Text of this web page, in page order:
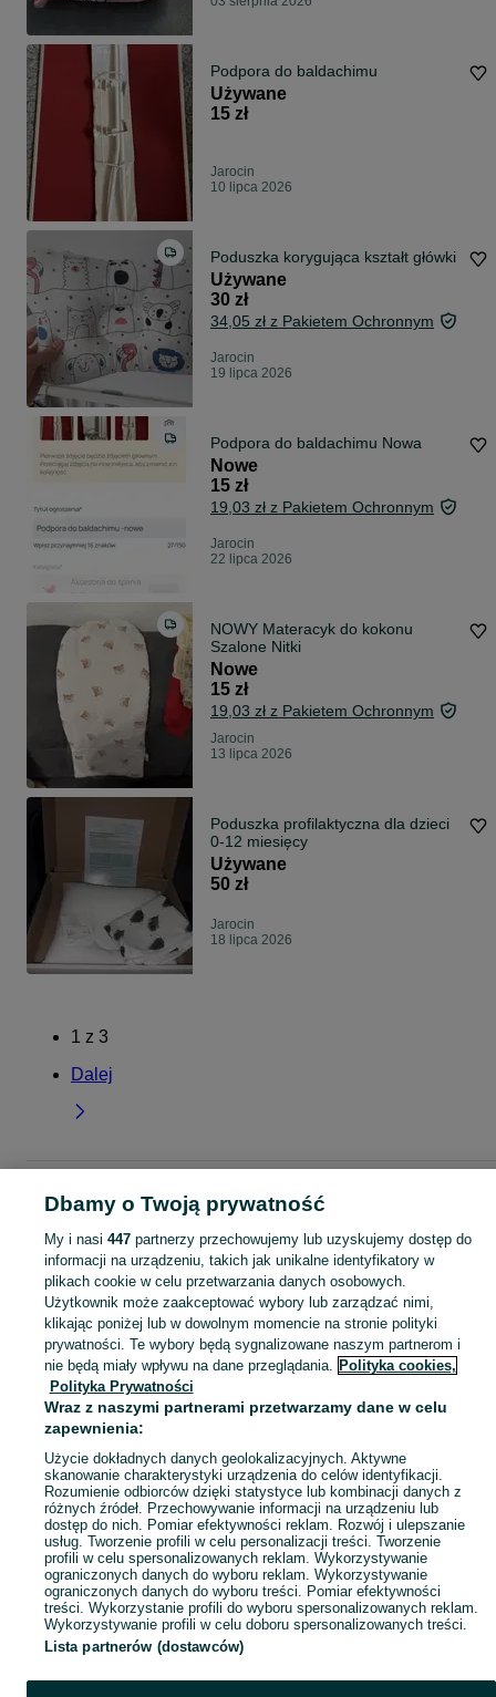
Podpora do baldachimu
Używane
15 zł
Jarocin
10 lipca 2026
Poduszka korygująca kształt główki
Używane
30 zł
34,05 zł z Pakietem Ochronnym
Jarocin
19 lipca 2026
Podpora do baldachimu Nowa
Nowe
15 zł
19,03 zł z Pakietem Ochronnym
Jarocin
22 lipca 2026
NOWY Materacyk do kokonu
Szalone Nitki
Nowe
15 zł
19,03 zł z Pakietem Ochronnym
Jarocin
13 lipca 2026
Poduszka profilaktyczna dla dzieci
0-12 miesięcy
Używane
50 zł
Jarocin
18 lipca 2026
1 z 3
Dalej
Akcesoria do spania - Wielkopolskie Akcesoria do spania - Jarocin
KATEGORIA
Karuzele do łóżeczka, ochraniacze, śpiworki i inne akcesoria do spania dla niemowląt, nowe i używane. Zobacz ogłoszenia na OLX.pl. Zobacz
Mapa kategorii
Mapa miejscowości
Mapa ministron
Popularne wyszukiwania
Dbamy o Twoją prywatność
My i nasi 447partnerzy przechowujemy lub uzyskujemy dostęp do
informacji na urządzeniu, takich jak unikalne identyfikatory w
plikach cookie w celu przetwarzania danych osobowych.
Użytkownik może zaakceptować wybory lub zarządzać nimi,
klikając poniżej lub w dowolnym momencie na stronie polityki
prywatności. Te wybory będą sygnalizowane naszym partnerom i
nie będą miały wpływu na dane przeglądania. Polityka cookies,
Polityka Prywatności
Wraz z naszymi partnerami przetwarzamy dane w celu
zapewnienia:
Użycie dokładnych danych geolokalizacyjnych. Aktywne
skanowanie charakterystyki urządzenia do celów identyfikacji.
Rozumienie odbiorców dzięki statystyce lub kombinacji danych z
różnych źródeł. Przechowywanie informacji na urządzeniu lub
dostęp do nich. Pomiar efektywności reklam. Rozwój i ulepszanie
usług. Tworzenie profili w celu personalizacji treści. Tworzenie
profili w celu spersonalizowanych reklam. Wykorzystywanie
ograniczonych danych do wyboru reklam. Wykorzystywanie
ograniczonych danych do wyboru treści. Pomiar efektywności
treści. Wykorzystanie profili do wyboru spersonalizowanych reklam.
Wykorzystywanie profili w celu doboru spersonalizowanych treści.
Lista partnerów (dostawców)